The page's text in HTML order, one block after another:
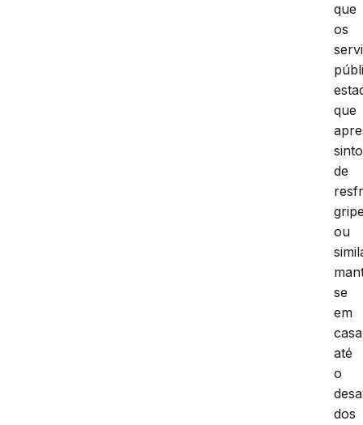
que
os
que
de
ou
se
em
até
o
dos